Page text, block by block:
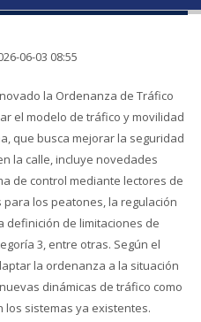
06-03 08:55
la Ordenanza de Tráfico
el modelo de tráfico y movilidad
que busca mejorar la seguridad
la calle, incluye novedades
de control mediante lectores de
los peatones, la regulación
definición de limitaciones de
3, entre otras. Según el
la ordenanza a la situación
dinámicas de tráfico como
sistemas ya existentes.